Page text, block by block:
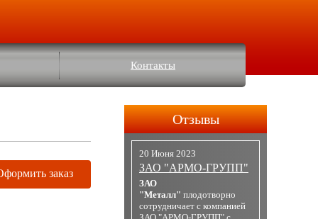
Контакты
заказ
Отзывы
20 Июня 2023
ЗАО "АРМО-ГРУПП"
ЗАО
"Металл" плодотворно
сотрудничает с компанией